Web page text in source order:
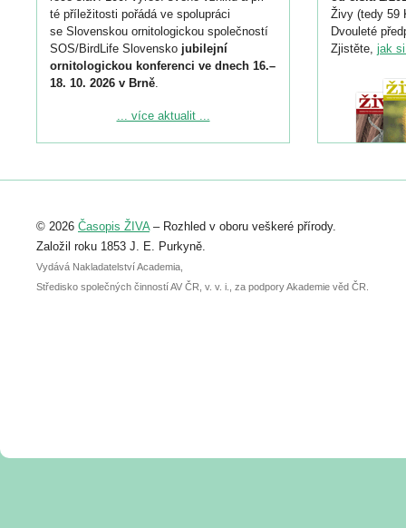
té příležitosti pořádá ve spolupráci
se Slovenskou ornitologickou společností
SOS/BirdLife Slovensko jubilejní
ornitologickou konferenci ve dnech 16.–
18. 10. 2026 v Brně.
Podrobnější informace ke konferenci
Registrovat se můžete do 6. září.
abstraktu přihlášené přednášky nebo
posteru je už 30. června.
... více aktualit ...
Živy (tedy 59
Dvouleté
Zjistěte, jak
© 2026 Časopis ŽIVA– Rozhled v oboru veškeré přírody.
Založil roku 1853 J. E. Purkyně.
Vydává Nakladatelství Academia,
Středisko společných činností AV ČR, v. v. i., za podpory Akademie věd ČR.